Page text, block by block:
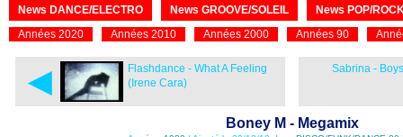
News DANCE/ELECTRO News GROOVE/SOLEIL
News POP/
Années 2020
Années 2010 Années 2000 Années 90
◄
Flashdance - What A Feeling
(Irene Cara)
Sabrina -
Boney M - Megamix